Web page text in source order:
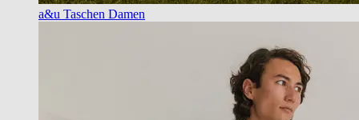
a&u Taschen Damen